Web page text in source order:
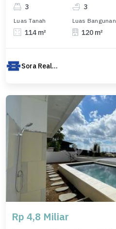
3 3
Luas Tanah
114 m²
Luas Bangunan
120 m²
Sora Realty Bali
Rp 4,8 Miliar